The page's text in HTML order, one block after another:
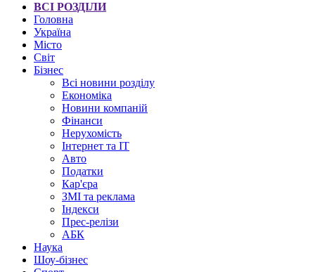
ВСІ РОЗДІЛИ
Головна
Україна
Місто
Світ
Бізнес
Всі новини розділу
Економіка
Новини компаній
Фінанси
Нерухомість
Інтернет та IT
Авто
Податки
Кар'єра
ЗМІ та реклама
Індекси
Прес-релізи
АБК
Наука
Шоу-бізнес